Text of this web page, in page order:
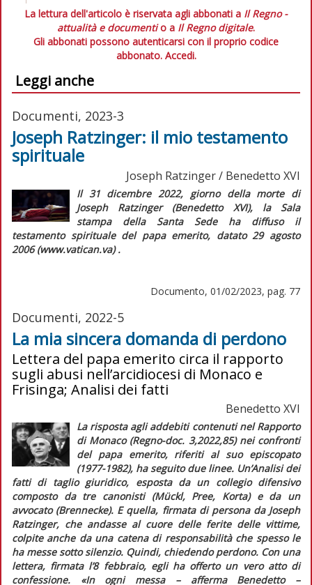
La lettura dell'articolo è riservata agli abbonati a Il Regno -
attualità e documentio a Il Regno digitale.
Gli abbonati possono autenticarsi con il proprio codice
abbonato. Accedi.
Leggi anche
Documenti, 2023-3
Joseph Ratzinger: il mio testamento
spirituale
Joseph Ratzinger / Benedetto XVI
Il 31 dicembre 2022, giorno della morte di
Joseph Ratzinger (Benedetto XVI), la Sala
stampa della Santa Sede ha diffuso il
testamento spirituale del papa emerito, datato 29 agosto
2006 (www.vatican.va) .
Documento, 01/02/2023, pag. 77
Documenti, 2022-5
La mia sincera domanda di perdono
Lettera del papa emerito circa il rapporto
sugli abusi nell’arcidiocesi di Monaco e
Frisinga; Analisi dei fatti
Benedetto XVI
La risposta agli addebiti contenuti nel Rapporto
di Monaco (Regno-doc. 3,2022,85) nei confronti
del papa emerito, riferiti al suo episcopato
(1977-1982), ha seguito due linee. Un’Analisi dei
fattidi taglio giuridico, esposta da un collegio difensivo
composto da tre canonisti (Mückl, Pree, Korta) e da un
avvocato (Brennecke). E quella, firmata di persona da Joseph
Ratzinger, che andasse al cuore delle ferite delle vittime,
colpite anche da una catena di responsabilità che spesso le
ha messe sotto silenzio. Quindi, chiedendo perdono. Con una
lettera, firmata l’8 febbraio, egli ha offerto un vero atto di
confessione. «In ogni messa – afferma Benedetto –